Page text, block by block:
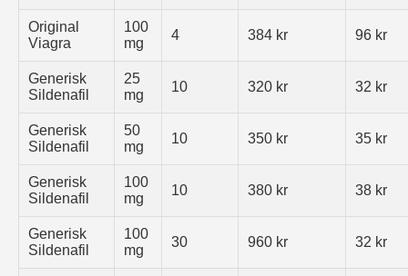
Original
Viagra
100
mg
4 384 kr 96 kr
Generisk
Sildenafil
25
mg
10 320 kr 32 kr
Generisk
Sildenafil
50
mg
10 350 kr 35 kr
Generisk
Sildenafil
100
mg
10 380 kr 38 kr
Generisk
Sildenafil
100
mg
30 960 kr 32 kr